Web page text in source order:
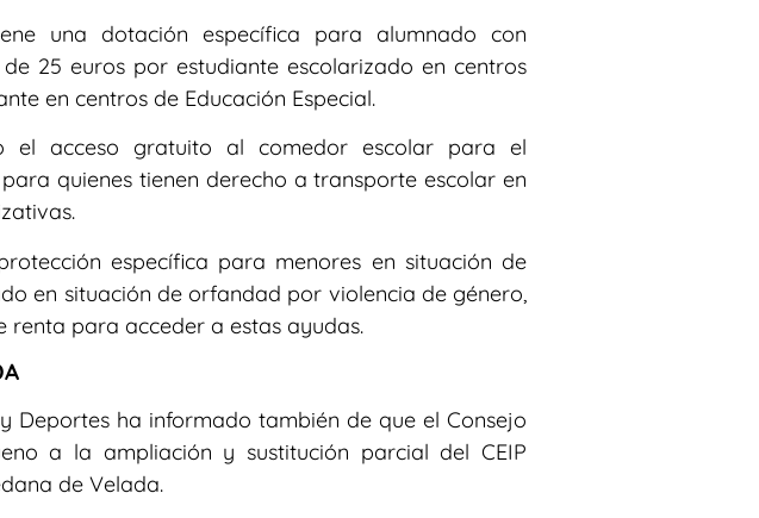
una dotación específica para alumnado con
25 euros por estudiante escolarizado en centros
en centros de Educación Especial.
el acceso gratuito al comedor escolar para el
quienes tienen derecho a transporte escolar en
específica para menores en situación de
en situación de orfandad por violencia de género,
renta para acceder a estas ayudas.
Deportes ha informado también de que el Consejo
a la ampliación y sustitución parcial del CEIP
de Velada.